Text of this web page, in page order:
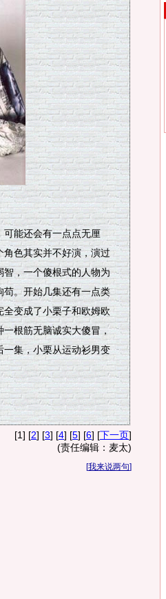
能还会有一点点无厘
色其实并不好演，演过
，一个傻根式的人物为
苟。开始几集还有一点类
变成了小栗子和欧姆欧
根筋无脑诚实大傻冒，
集，小栗从运动衫男变
[1] [2] [3] [4] [5] [6] [下一页]
(责任编辑：麦太)
[我来说两句]